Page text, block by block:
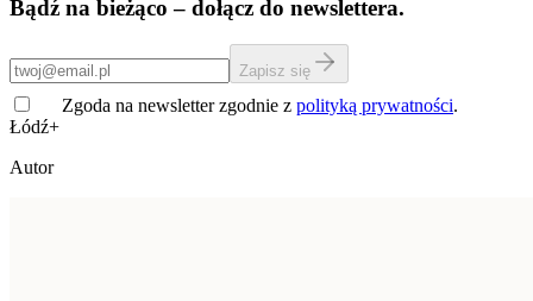
Bądź na bieżąco – dołącz do newslettera.
Zapisz się
Zgoda na newsletter zgodnie z polityką prywatności.
Łódź+
Autor